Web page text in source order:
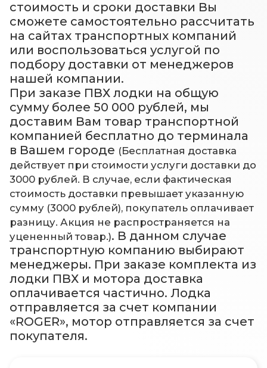
стоимость и сроки доставки Вы
сможете самостоятельно рассчитать
на сайтах транспортных компаний
или воспользоваться услугой по
подбору доставки от менеджеров
нашей компании.
При заказе ПВХ лодки на общую
сумму более 50 000 рублей, мы
доставим Вам товар транспортной
компанией бесплатно до терминала
в Вашем городе (Бесплатная доставка
действует при стоимости услуги доставки до
3000 рублей. В случае, если фактическая
стоимость доставки превышает указанную
сумму (3000 рублей), покупатель оплачивает
разницу. Акция не распространяется на
уцененный товар.). В данном случае
транспортную компанию выбирают
менеджеры. При заказе комплекта из
лодки ПВХ и мотора доставка
оплачивается частично. Лодка
отправляется за счет компании
«ROGER», мотор отправляется за счет
покупателя.